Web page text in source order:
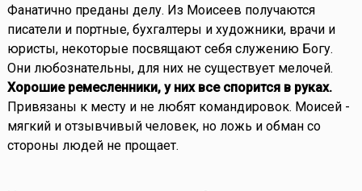
Фанатично преданы делу. Из Моисеев получаются
писатели и портные, бухгалтеры и художники, врачи и
юристы, некоторые посвящают себя служению Богу.
Они любознательны, для них не существует мелочей.
Хорошие ремесленники, у них все спорится в руках.
Привязаны к месту и не любят командировок. Моисей -
мягкий и отзывчивый человек, но ложь и обман со
стороны людей не прощает.